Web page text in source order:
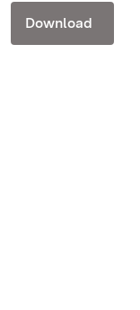
Download